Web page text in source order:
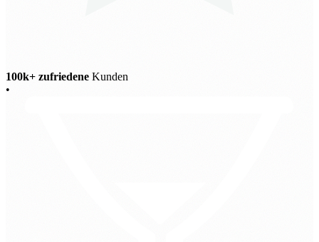
100k+ zufriedene Kunden
•